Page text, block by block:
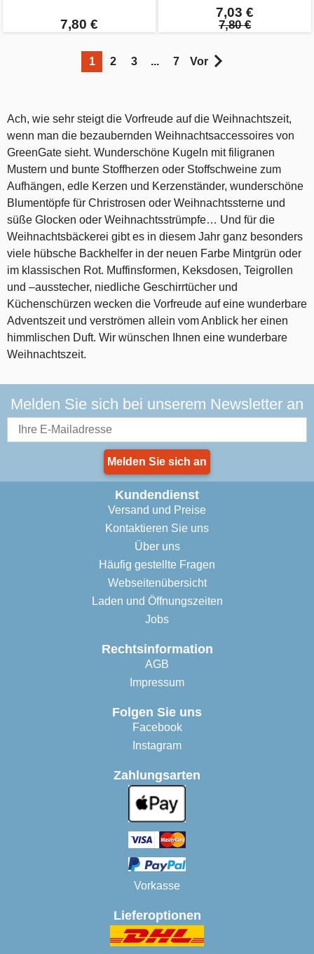
7,80 €
7,03 €
7,80 €
1 2 3 ... 7 Vor
Ach, wie sehr steigt die Vorfreude auf die Weihnachtszeit,
wenn man die bezaubernden Weihnachtsaccessoires von
GreenGate sieht. Wunderschöne Kugeln mit filigranen
Mustern und bunte Stoffherzen oder Stoffschweine zum
Aufhängen, edle Kerzen und Kerzenständer, wunderschöne
Blumentöpfe für Christrosen oder Weihnachtssterne und
süße Glocken oder Weihnachtsstrümpfe… Und für die
Weihnachtsbäckerei gibt es in diesem Jahr ganz besonders
viele hübsche Backhelfer in der neuen Farbe Mintgrün oder
im klassischen Rot. Muffinsformen, Keksdosen, Teigrollen
und –ausstecher, niedliche Geschirrtücher und
Küchenschürzen wecken die Vorfreude auf eine wunderbare
Adventszeit und verströmen allein vom Anblick her einen
himmlischen Duft. Wir wünschen Ihnen eine wunderbare
Weihnachtszeit.
Melden Sie sich bei unserem Newsletter an
Melden Sie sich an
Kundendienst
Versand und Preise
Kontaktieren Sie uns
Über uns
Häufig gestellte Fragen
Webseitenübersicht
Laden und Öffnungszeiten
Jobs
Rechtsinformation
AGB
Impressum
Folgen Sie uns
Facebook
Instagram
Zahlungsarten
Vorkasse
Lieferoptionen